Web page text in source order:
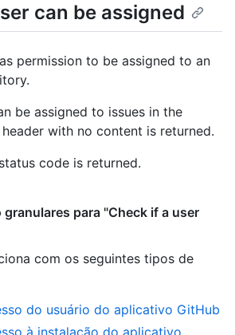
can be assigned
permission to be assigned to an
be assigned to issues in the
header with no content is returned.
status code is returned.
para "Check if a user
com os seguintes tipos de
do usuário do aplicativo GitHub
à instalação do aplicativo